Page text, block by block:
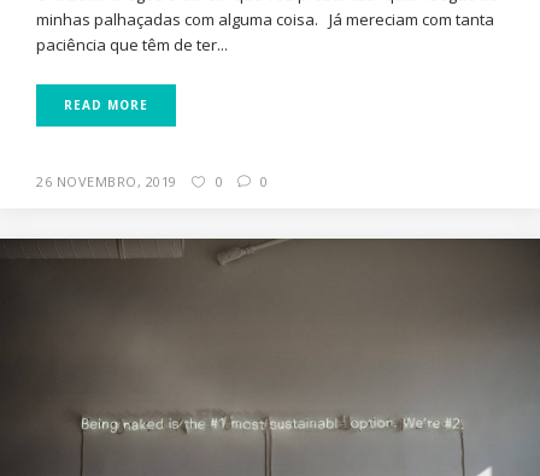
minhas palhaçadas com alguma coisa. Já mereciam com tanta
paciência que têm de ter...
READ MORE
26 NOVEMBRO, 2019 0 0